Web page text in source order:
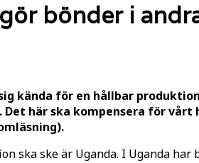
bönder i
kända för en hållbar
här ska kompensera för
ska ske är Uganda. I Uganda